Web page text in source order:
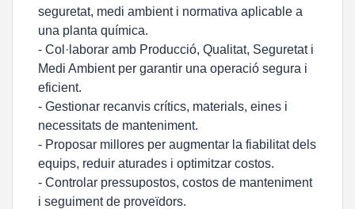
seguretat, medi ambient i normativa aplicable a
una planta química.
- Col·laborar amb Producció, Qualitat, Seguretat i
Medi Ambient per garantir una operació segura i
eficient.
- Gestionar recanvis crítics, materials, eines i
necessitats de manteniment.
- Proposar millores per augmentar la fiabilitat dels
equips, reduir aturades i optimitzar costos.
- Controlar pressupostos, costos de manteniment
i seguiment de proveïdors.